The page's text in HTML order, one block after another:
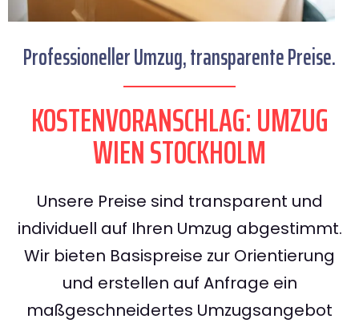
Professioneller Umzug, transparente Preise.
KOSTENVORANSCHLAG: UMZUG
WIEN STOCKHOLM
Unsere Preise sind transparent und
individuell auf Ihren Umzug abgestimmt.
Wir bieten Basispreise zur Orientierung
und erstellen auf Anfrage ein
maßgeschneidertes Umzugsangebot